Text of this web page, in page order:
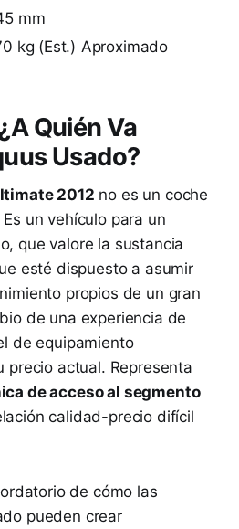
mm
kg (Est.) Aproximado
Quién Va
Usado?
2012 no es un coche
un vehículo para un
que valore la sustancia
esté dispuesto a asumir
propios de un gran
de una experiencia de
de equipamiento
precio actual. Representa
de acceso al segmento
calidad-precio difícil
de cómo las
pueden crear